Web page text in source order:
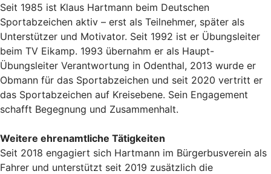
Seit 1985 ist Klaus Hartmann beim Deutschen
Sportabzeichen aktiv – erst als Teilnehmer, später als
Unterstützer und Motivator. Seit 1992 ist er Übungsleiter
beim TV Eikamp. 1993 übernahm er als Haupt-
Übungsleiter Verantwortung in Odenthal, 2013 wurde er
Obmann für das Sportabzeichen und seit 2020 vertritt er
das Sportabzeichen auf Kreisebene. Sein Engagement
schafft Begegnung und Zusammenhalt.
Weitere ehrenamtliche Tätigkeiten
Seit 2018 engagiert sich Hartmann im Bürgerbusverein als
Fahrer und unterstützt seit 2019 zusätzlich die